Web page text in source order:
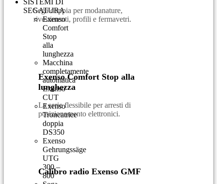
Sega doppia per modanature,
rivestimenti, profili e fermavetri.
Exenso Comfort Stop alla
lunghezza
La serie flessibile per arresti di
posizionamento elettronici.
Calibro radio Exenso GMF
SISTEMI DI
SEGATURA
Exenso
Comfort
Stop
alla
lunghezza
Macchina
completamente
automatica
Exenso
CUT
Exenso
Troncatrice
doppia
DS350
Exenso
Gehrungssäge
UTG
300 –
800